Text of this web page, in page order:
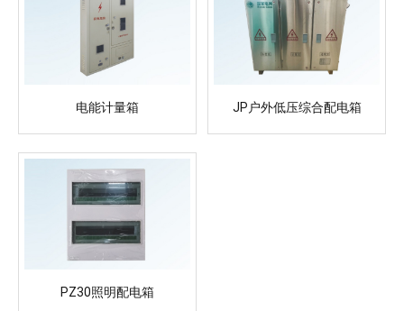
电能计量箱 JP户外低压综合配电箱
PZ30照明配电箱